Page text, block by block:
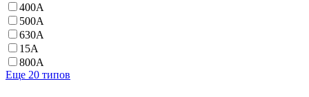
400А
500А
630А
15А
800А
Еще 20 типов